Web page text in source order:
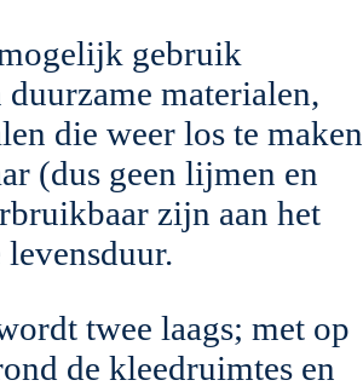
gebruik
duurzame materialen,
die weer los te maken
(dus geen lijmen en
zijn aan het
twee laags; met op
de kleedruimtes en